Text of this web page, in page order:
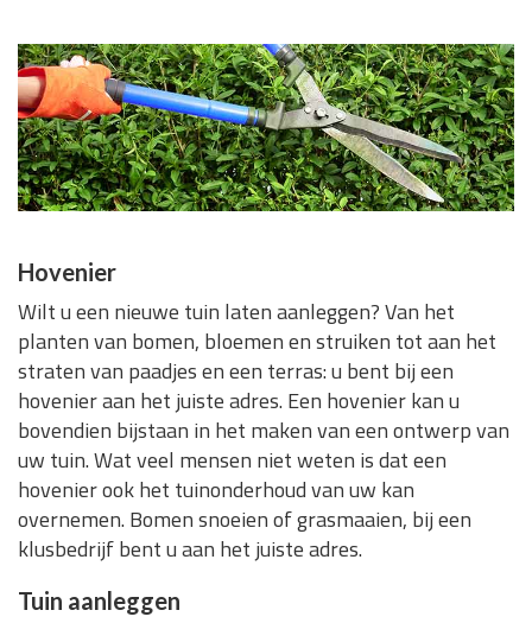
Hovenier
Wilt u een nieuwe tuin laten aanleggen? Van het
planten van bomen, bloemen en struiken tot aan het
straten van paadjes en een terras: u bent bij een
hovenier aan het juiste adres. Een hovenier kan u
bovendien bijstaan in het maken van een ontwerp van
uw tuin. Wat veel mensen niet weten is dat een
hovenier ook het tuinonderhoud van uw kan
overnemen. Bomen snoeien of grasmaaien, bij een
klusbedrijf bent u aan het juiste adres.
Tuin aanleggen